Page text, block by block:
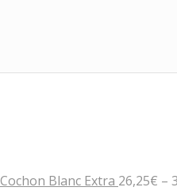
Blanc Extra 26,25€ –